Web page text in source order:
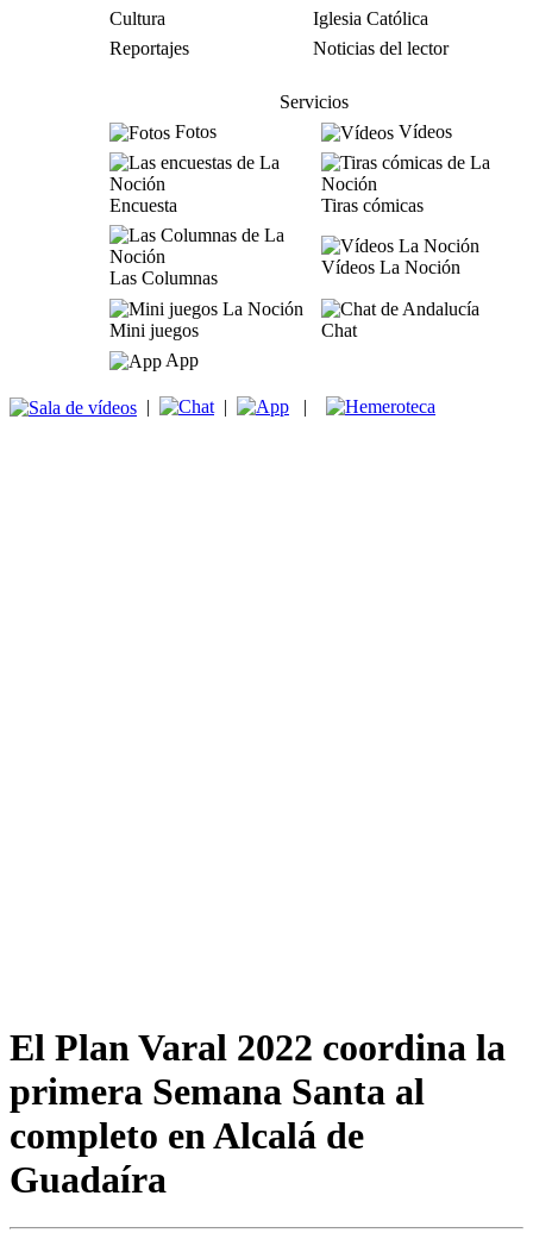
Cultura
Iglesia Católica
Reportajes
Noticias del lector
Servicios
Fotos
Vídeos
Encuesta Tiras cómicas
Las Columnas
Vídeos La Noción
Mini juegos
Chat
App
| | |
El Plan Varal 2022 coordina la
primera Semana Santa al
completo en Alcalá de
Guadaíra